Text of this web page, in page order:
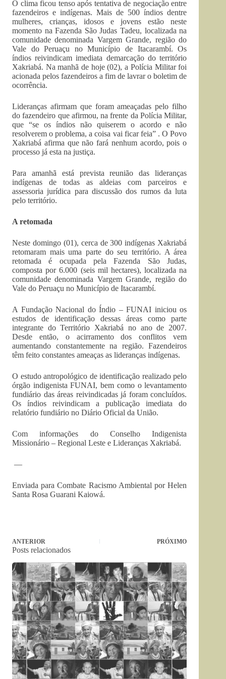
O clima ficou tenso após tentativa de negociação entre
fazendeiros e indígenas. Mais de 500 índios dentre
mulheres, crianças, idosos e jovens estão neste
momento na Fazenda São Judas Tadeu, localizada na
comunidade denominada Vargem Grande, região do
Vale do Peruaçu no Município de Itacarambí. Os
índios reivindicam imediata demarcação do território
Xakriabá. Na manhã de hoje (02), a Polícia Militar foi
acionada pelos fazendeiros a fim de lavrar o boletim de
ocorrência.
Lideranças afirmam que foram ameaçadas pelo filho
do fazendeiro que afirmou, na frente da Polícia Militar,
que “se os índios não quiserem o acordo e não
resolverem o problema, a coisa vai ficar feia” . O Povo
Xakriabá afirma que não fará nenhum acordo, pois o
processo já esta na justiça.
Para amanhã está prevista reunião das lideranças
indígenas de todas as aldeias com parceiros e
assessoria jurídica para discussão dos rumos da luta
pelo território.
A retomada
Neste domingo (01), cerca de 300 indígenas Xakriabá
retomaram mais uma parte do seu território. A área
retomada é ocupada pela Fazenda São Judas,
composta por 6.000 (seis mil hectares), localizada na
comunidade denominada Vargem Grande, região do
Vale do Peruaçu no Município de Itacarambí.
A Fundação Nacional do Índio – FUNAI iniciou os
estudos de identificação dessas áreas como parte
integrante do Território Xakriabá no ano de 2007.
Desde então, o acirramento dos conflitos vem
aumentando constantemente na região. Fazendeiros
têm feito constantes ameaças as lideranças indígenas.
O estudo antropológico de identificação realizado pelo
órgão indigenista FUNAI, bem como o levantamento
fundiário das áreas reivindicadas já foram concluídos.
Os índios reivindicam a publicação imediata do
relatório fundiário no Diário Oficial da União.
Com informações do Conselho Indigenista
Missionário – Regional Leste e Lideranças Xakriabá.
—
Enviada para Combate Racismo Ambiental por Helen
Santa Rosa Guarani Kaiowá.
ANTERIOR PRÓXIMO
Posts relacionados